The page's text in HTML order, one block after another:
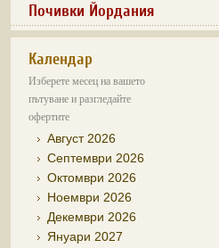
Почивки Йордания
Календар
Изберете месец на вашето
пътуване и разгледайте
офертите
Август 2026
Септември 2026
Октомври 2026
Ноември 2026
Декември 2026
Януари 2027